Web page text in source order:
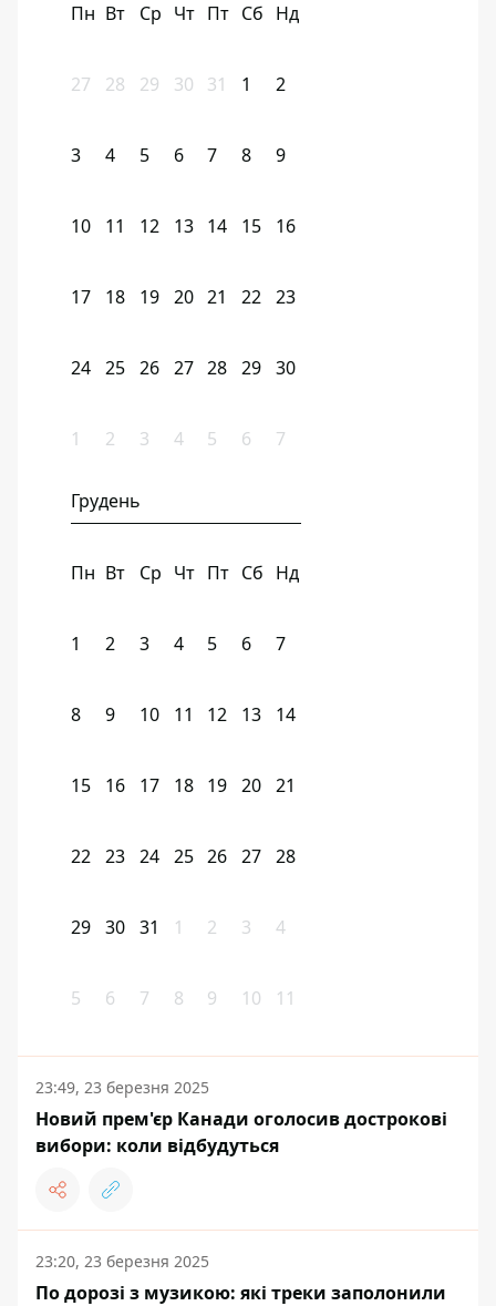
Пн Вт Ср Чт Пт Сб Нд
27 28 29 30 31 1 2
3 4 5 6 7 8 9
10 11 12 13 14 15 16
17 18 19 20 21 22 23
24 25 26 27 28 29 30
1 2 3 4 5 6 7
Грудень
Пн Вт Ср Чт Пт Сб Нд
1 2 3 4 5 6 7
8 9 10 11 12 13 14
15 16 17 18 19 20 21
22 23 24 25 26 27 28
29 30 31 1 2 3 4
5 6 7 8 9 10 11
23:49, 23 березня 2025
Новий прем'єр Канади оголосив дострокові
вибори: коли відбудуться
23:20, 23 березня 2025
По дорозі з музикою: які треки заполонили